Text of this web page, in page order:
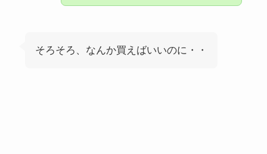
そろそろ、なんか買えばいいのに・・